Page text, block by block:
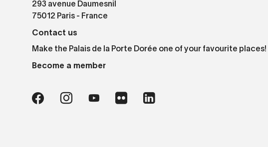
293 avenue Daumesnil
75012 Paris - France
Contact us
Make the Palais de la Porte Dorée one of your favourite places!
Become a member